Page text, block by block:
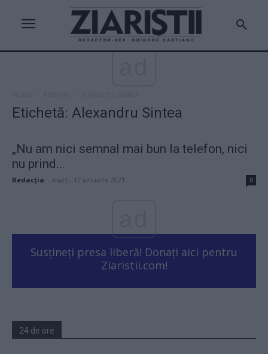
Etichetă: Alexandru Sintea
„Nu am nici semnal mai bun la telefon, nici
nu prind...
Redacţia marți, 12 ianuarie 2021 0
Susțineți presa liberă! Donați aici pentru
Ziaristii.com!
24 de ore